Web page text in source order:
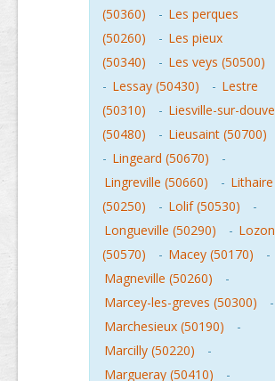
(50360)
- Les perques
(50260)
- Les pieux
(50340)
- Les veys (50500)
- Lessay (50430) - Lestre
(50310)
- Liesville-sur-douve
(50480)
- Lieusaint (50700)
- Lingeard (50670)
-
Lingreville (50660)
- Lithaire
(50250)
- Lolif (50530)
-
Longueville (50290)
- Lozon
(50570)
- Macey (50170)
-
Magneville (50260)
-
Marcey-les-greves (50300)
-
Marchesieux (50190)
-
Marcilly (50220)
-
Margueray (50410)
-